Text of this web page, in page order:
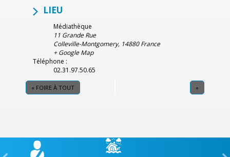
LIEU
Médiathèque
11 Grande Rue
Colleville-Montgomery, 14880 France
+ Google Map
Téléphone :
02.31.97.50.65
« FOIRE À TOUT »